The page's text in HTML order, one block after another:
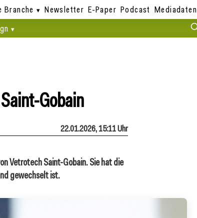
Branche Newsletter E-Paper Podcast Mediadaten
Gobain
22.01.2026, 15:11 Uhr
Vetrotech Saint-Gobain. Sie hat die
gewechselt ist.